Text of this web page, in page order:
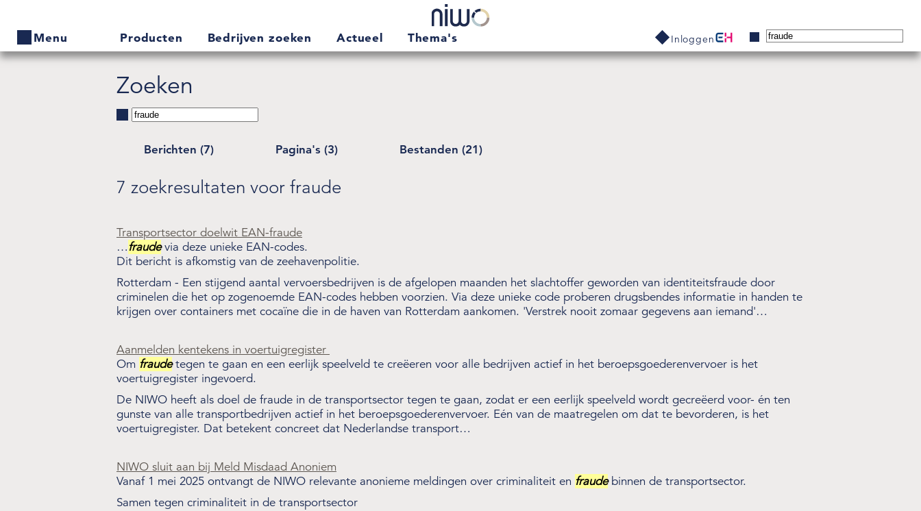
Menu Producten Bedrijven zoeken Actueel Thema's Inloggen
Veelgestelde vragen
Wet- en regelgeving
Informatie per land / Country information
Over deze website
Zoeken
Berichten (7) Pagina's (3) Bestanden (21)
7 zoekresultaten voor fraude
Transportsector doelwit EAN-fraude
…fraudevia deze unieke EAN-codes.
Dit bericht is afkomstig van de zeehavenpolitie.
Rotterdam - Een stijgend aantal vervoersbedrijven is de afgelopen maanden het slachtoffer geworden van identiteitsfraude door
criminelen die het op zogenoemde EAN-codes hebben voorzien. Via deze unieke code proberen drugsbendes informatie in handen te
krijgen over containers met cocaïne die in de haven van Rotterdam aankomen. 'Verstrek nooit zomaar gegevens aan iemand'…
Aanmelden kentekens in voertuigregister
Om fraudetegen te gaan en een eerlijk speelveld te creëeren voor alle bedrijven actief in het beroepsgoederenvervoer is het
voertuigregister ingevoerd.
De NIWO heeft als doel de fraude in de transportsector tegen te gaan, zodat er een eerlijk speelveld wordt gecreëerd voor- én ten
gunste van alle transportbedrijven actief in het beroepsgoederenvervoer. Eén van de maatregelen om dat te bevorderen, is het
voertuigregister. Dat betekent concreet dat Nederlandse transport…
NIWO sluit aan bij Meld Misdaad Anoniem
Vanaf 1 mei 2025 ontvangt de NIWO relevante anonieme meldingen over criminaliteit en fraudebinnen de transportsector.
Samen tegen criminaliteit in de transportsector